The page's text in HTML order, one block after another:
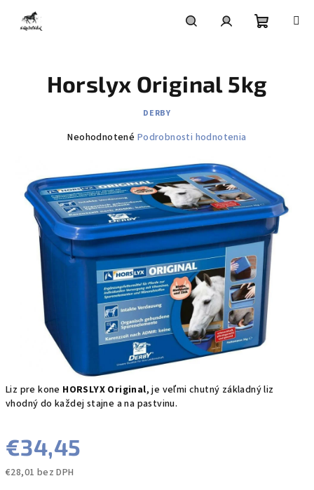
obsah
košík
Liz pre kone HORSLYX Original, je veľmi chutný základný liz
vhodný do každej stajne a na pastvinu.
€34,45
€28,01 bez DPH
Horslyx Original 5kg
DERBY
Priemerné
je
0,0
z
5
hviezdičiek.
Neohodnotené Podrobnosti hodnotenia